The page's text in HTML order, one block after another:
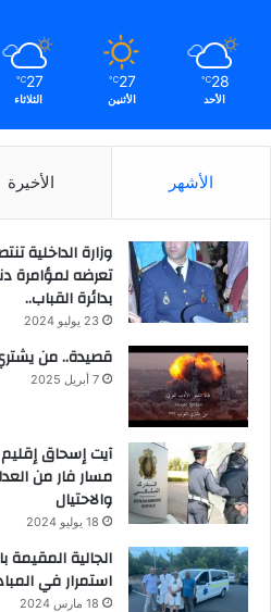
28
℃
الأحد
27
℃
الأثنين
27
℃
الثلاثاء
الأشهر الأخيرة
وزارة الداخلية
تعرضه لمؤامرة
بدائرة القباب..
23 يوليو 2024
قصيدة.. من
7 أبريل 2025
آيت إسحاق
مسار فار من
والاحتيال
18 يوليو 2024
الجالية المقيمة
استمرار في
18 مارس 2024